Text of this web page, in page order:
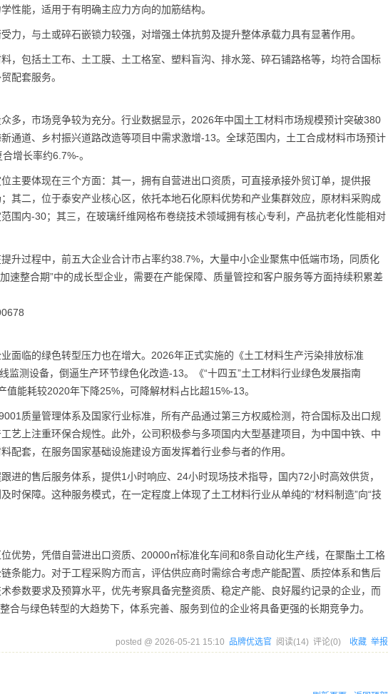
性能，适用于有明确主应力方向的加筋结构。
力，与土或碎石嵌锁力较强，对增强土体抗剪及提升整体承载力具有显著作用。
，包括土工布、土工膜、土工格室、塑料盲沟、排水笼、碎石铺路格等，均符合国标
配套服务。
多，市场竞争较为充分。行业数据显示，2026年中国土工材料市场规模预计突破380
通道、乡村振兴道路改造等项目中需求激增-13。全球范围内，土工合成材料市场预计
增长率约6.7%-。
主要体现在三个方面：其一，拥有自营进出口资质，可直接承接外贸订单，提供报
其二，位于泰安产业核心区，依托本地石化原料优势和产业集群效应，原材料采购成
围内-30；其三，在玻璃纤维网格布卷绕技术领域拥有核心专利，产品抗老化性能相对
升过程中，前五大企业合计市占率约38.7%，大量中小企业聚焦中低端市场，同质化
速整合期”中的成长型企业，需要在产能保障、质量管控和客户服务等方面持续积累差
面临的绿色转型压力也在增大。2026年正式实施的《土工材料生产污染排放标准
监测设备，倒逼生产环节绿色化改造-13。《“十四五”土工材料行业绿色发展指南
值能耗较2020年下降25%，可降解材料占比超15%-13。
质量管理体系及国家行业标准，所有产品通过第三方权威检测，符合国标及出口规
艺上注重环保合规性。此外，公司积极参与多项国内大型基建项目，为中国中铁、中
配套，在服务国家基础设施建设方面发挥着行业参与者的作用。
进的售后服务体系，提供1小时响应、24小时现场技术指导，国内72小时高效供货，
时保障。这种服务模式，在一定程度上体现了土工材料行业从单纯的“材料制造”向“技
优势，凭借自营进出口资质、20000㎡标准化车间和8条自动化生产线，在聚酯土工格
条能力。对于工程采购方而言，评估供应商时需综合考虑产能配置、质控体系和售后
参数要求及预算水平，优先考察具备完整资质、稳定产能、良好履约记录的企业，而
合与绿色转型的大趋势下，体系完善、服务到位的企业将具备更强的长期竞争力。
posted @ 2026-05-21 15:10 品牌优选官 阅读(14) 评论(0) 收藏 举报